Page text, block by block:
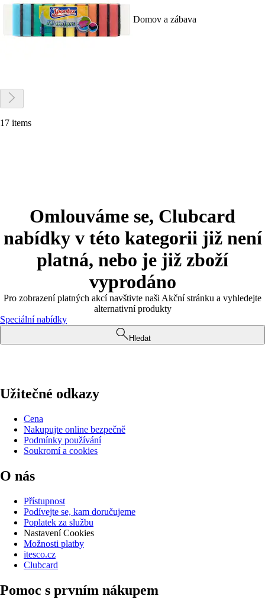
Domov a zábava
17 items
Omlouváme se, Clubcard
nabídky v této kategorii již není
platná, nebo je již zboží
vyprodáno
Pro zobrazení platných akcí navštivte naši Akční stránku a vyhledejte
alternativní produkty
Speciální nabídky
Hledat
Užitečné odkazy
Cena
Nakupujte online bezpečně
Podmínky používání
Soukromí a cookies
O nás
Přístupnost
Podívejte se, kam doručujeme
Poplatek za službu
Nastavení Cookies
Možnosti platby
itesco.cz
Clubcard
Pomoc s prvním nákupem